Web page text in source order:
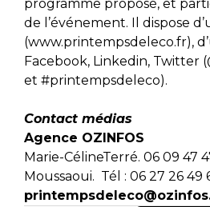
programme proposé, et
de l’événement. Il dispose
(www.printempsdeleco.fr),
Facebook, Linkedin, Twitter
et #printempsdeleco).
Contact médias
Agence OZINFOS
Marie-CélineTerré. 06 09 47
Moussaoui. Tél : 06 27 26 49